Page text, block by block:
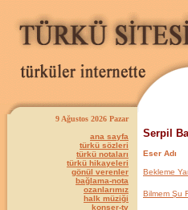
9 Ağustos 2026 Pazar
ana sayfa
türkü sözleri
türkü notaları
türkü hikayeleri
gönül verenler
bağlama-nota
ozanlarımız
halk müziği
konser-tv
Serpil
Eser Adı
Bekleme
Bilmem Şu